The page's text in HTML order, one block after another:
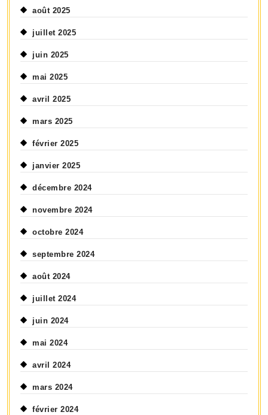
août 2025
juillet 2025
juin 2025
mai 2025
avril 2025
mars 2025
février 2025
janvier 2025
décembre 2024
novembre 2024
octobre 2024
septembre 2024
août 2024
juillet 2024
juin 2024
mai 2024
avril 2024
mars 2024
février 2024